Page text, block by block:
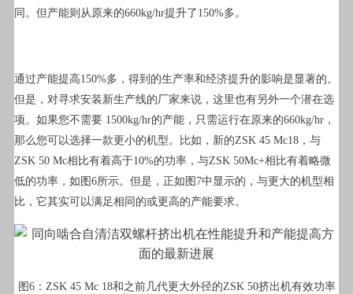
同。但产能则从原来的660kg/hr提升了150%多。
通过产能提高150%多，得到的生产率和经济提升的影响是显著的。
但是，对寻求安装新生产线的厂家来说，这里也有另外一个潜在选
项。如果您不需要 1500kg/hr的产能，只需运行在原来的660kg/hr，
那么您可以选择一款更小的机型。比如，新的ZSK 45 Mc18，与
ZSK 50 Mc相比有着高于10%的功率，与ZSK 50Mc+相比有着略微
低的功率，如图6所示。但是，正如图7中显示的，与更大的机型相
比，它其实可以满足相同的或更高的产能要求。
图6：ZSK 45 Mc 18和之前几代更大外径的ZSK 50挤出机有效功率